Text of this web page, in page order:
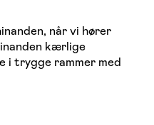
når vi hører
kærlige
i trygge rammer med